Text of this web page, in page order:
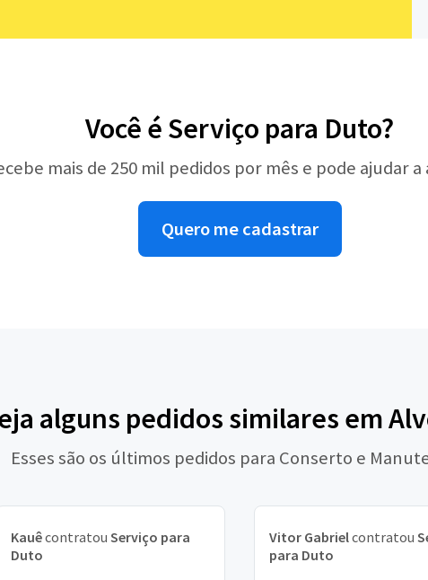
Você é Serviço para Duto?
mais de 250 mil pedidos por mês e pode ajudar
Quero me cadastrar
alguns pedidos similares em
Esses são os últimos pedidos para Conserto e
Kauêcontratou Serviço para
Duto
Vitor Gabrielcontratou
para Duto